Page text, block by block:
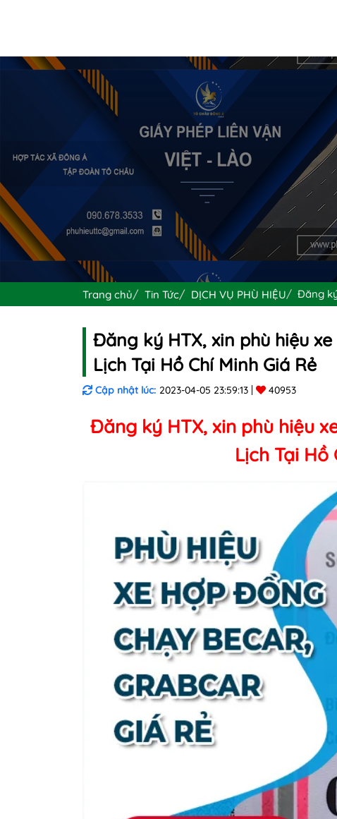
Trang chủ Tin Tức DỊCH VỤ PHÙ HIỆU Đăng
Đăng ký HTX, xin phù hiệu
Lịch Tại Hồ Chí Minh Giá Rẻ
Cập nhật lúc: 2023-04-05 23:59:13 40953
Đăng ký HTX, xin phù hiệu
Lịch Tại Hồ